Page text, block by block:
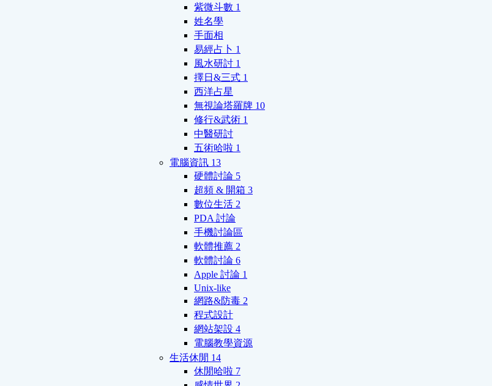
紫微斗數 1
姓名學
手面相
易經占卜 1
風水研討 1
擇日&三式 1
西洋占星
無視論塔羅牌 10
修行&武術 1
中醫研討
五術哈啦 1
電腦資訊 13
硬體討論 5
超頻 & 開箱 3
數位生活 2
PDA 討論
手機討論區
軟體推薦 2
軟體討論 6
Apple 討論 1
Unix-like
網路&防毒 2
程式設計
網站架設 4
電腦教學資源
生活休閒 14
休閒哈啦 7